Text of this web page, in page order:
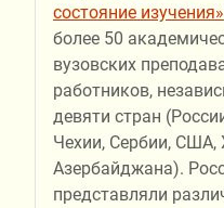
состояние изучения»
более 50
вузовских
работников,
девяти стран
Чехии, Сербии, США,
Азербайджана).
представляли